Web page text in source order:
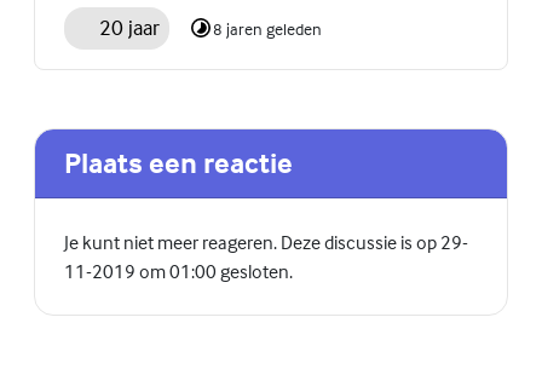
20 jaar 8 jaren geleden
Plaats een reactie
Je kunt niet meer reageren. Deze discussie is op 29-
11-2019 om 01:00 gesloten.